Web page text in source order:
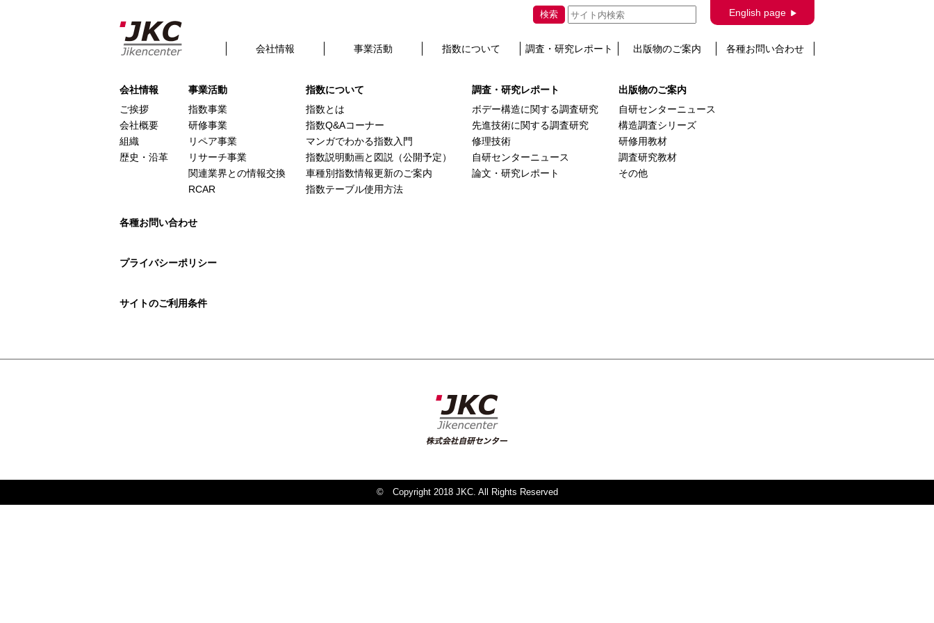
English page
会社情報 事業活動 指数について 調査・研究レポート 出版物のご案内 各種お問い合わせ
検索
Posted2021年1月15日
filed under:
This is a widget ready area. Add some and they will appear here.
会社情報
ご挨拶
会社概要
組織
歴史・沿革
事業活動
指数事業
研修事業
リペア事業
リサーチ事業
関連業界との情報交換
RCAR
指数について
指数とは
指数Q&Aコーナー
マンガでわかる指数入門
指数説明動画と図説（公開予定）
車種別指数情報更新のご案内
指数テーブル使用方法
調査・研究レポート
ボデー構造に関する調査研究
先進技術に関する調査研究
修理技術
自研センターニュース
論文・研究レポート
出版物のご案内
自研センターニュース
構造調査シリーズ
研修用教材
調査研究教材
その他
各種お問い合わせ
プライバシーポリシー
サイトのご利用条件
© Copyright 2018 JKC. All Rights Reserved